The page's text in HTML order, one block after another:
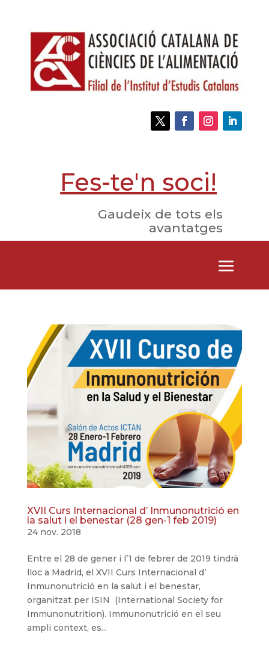
Fes-te'n soci!
Gaudeix de tots els
avantatges
XVII Curs Internacional d’ Inmunonutrició en
la salut i el benestar (28 gen-1 feb 2019)
24 nov. 2018
Entre el 28 de gener i l’1 de febrer de 2019 tindrà
lloc a Madrid, el XVII Curs Internacional d’
Inmunonutrició en la salut i el benestar,
organitzat per ISIN (International Society for
Immunonutrition). Immunonutrició en el seu
ampli context, es...